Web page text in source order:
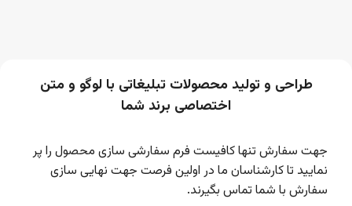
طراحی و تولید محصولات تبلیغاتی با لوگو و متن
اختصاصی برند شما
جهت سفارش تنها کافیست فرم سفارشی سازی محصول را پر
نمایید تا کارشناسان ما در اولین فرصت جهت نهایی سازی
سفارش با شما تماس بگیرند.